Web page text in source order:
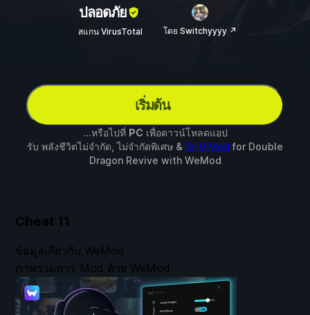
ปลอดภัย
สแกน VirusTotal โดย Switchyyyy ↗
เริ่มต้น
...หรือไปที่ PC เพื่อดาวน์โหลดแอป
รับ พลังชีวิตไม่จำกัด, ไม่จำกัดพิเศษ & อีก 9 Mod for Double
Dragon Revive with WeMod
Cheat 11
ข้อมูลเกี่ยวกับ WeMod
ภาพรวมการ Mod ด้วย WeMod